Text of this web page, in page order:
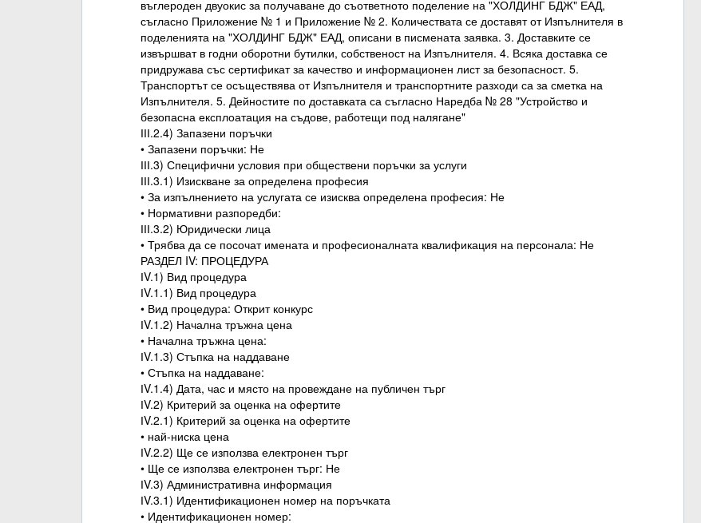
въглероден двуокис за получаване до съответното поделение на "ХОЛДИНГ БДЖ" ЕАД,
съгласно Приложение № 1 и Приложение № 2. Количествата се доставят от Изпълнителя в
поделенията на "ХОЛДИНГ БДЖ" ЕАД, описани в писмената заявка. 3. Доставките се
извършват в годни оборотни бутилки, собственост на Изпълнителя. 4. Всяка доставка се
придружава със сертификат за качество и информационен лист за безопасност. 5.
Транспортът се осъществява от Изпълнителя и транспортните разходи са за сметка на
Изпълнителя. 5. Дейностите по доставката са съгласно Наредба № 28 "Устройство и
безопасна експлоатация на съдове, работещи под налягане"
ІІІ.2.4) Запазени поръчки
• Запазени поръчки: Не
ІІІ.3) Специфични условия при обществени поръчки за услуги
ІІІ.3.1) Изискване за определена професия
• За изпълнението на услугата се изисква определена професия: Не
• Нормативни разпоредби:
ІІІ.3.2) Юридически лица
• Трябва да се посочат имената и професионалната квалификация на персонала: Не
РАЗДЕЛ IV: ПРОЦЕДУРА
ІV.1) Вид процедура
ІV.1.1) Вид процедура
• Вид процедура: Открит конкурс
ІV.1.2) Начална тръжна цена
• Начална тръжна цена:
ІV.1.3) Стъпка на наддаване
• Стъпка на наддаване:
ІV.1.4) Дата, час и място на провеждане на публичен търг
ІV.2) Критерий за оценка на офертите
ІV.2.1) Критерий за оценка на офертите
• най-ниска цена
ІV.2.2) Ще се използва електронен търг
• Ще се използва електронен търг: Не
ІV.3) Административна информация
ІV.3.1) Идентификационен номер на поръчката
• Идентификационен номер: